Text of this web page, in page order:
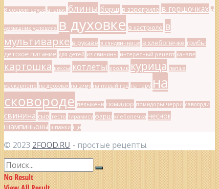
В соевом соусе ананас блины борщ в аэрогриле в горшочках в
домашних условиях в духовке в кастрюле в
мультиварке в рукаве в сэндвичнице в хлебопечке грибы
детское питание для детей из свинины интересный рецепт канапе
картошка кексы котлеты кролик курица лапша
маскарпоне на дрожжах на зиму на новый год на пару на
сковороде пельмени помидор помидоры черри савоярди
свинина сыр тесто тирамису фарш хлебопечка чеснок
шампиньоны шпажки щи
© 2023 2FOOD.RU - простые рецепты.
No Result